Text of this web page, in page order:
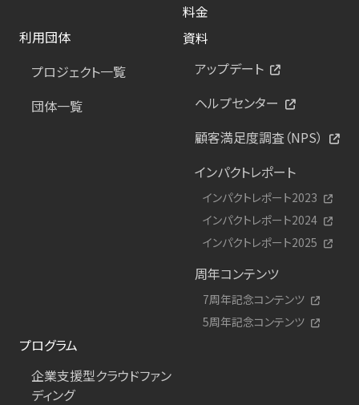
料金
利用団体
プロジェクト一覧
団体一覧
資料
アップデート
ヘルプセンター
顧客満足度調査（NPS）
インパクトレポート
インパクトレポート2023
インパクトレポート2024
インパクトレポート2025
周年コンテンツ
7周年記念コンテンツ
5周年記念コンテンツ
プログラム
企業支援型クラウドファン
ディング